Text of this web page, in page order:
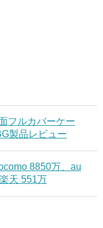
フルカバーケー
製品レビュー
8850万、au
天 551万